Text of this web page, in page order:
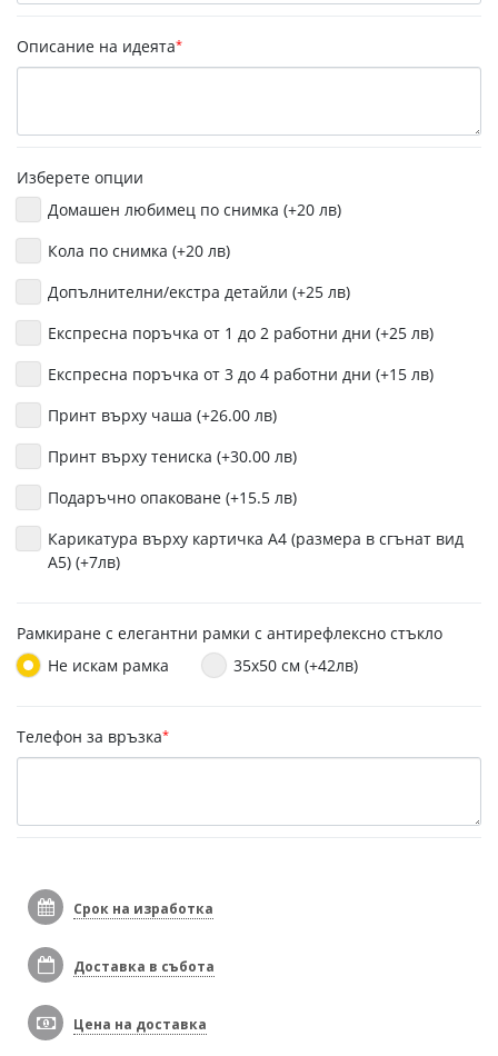
Описание на идеята*
Изберете опции
Домашен любимец по снимка (+20 лв)
Кола по снимка (+20 лв)
Допълнителни/екстра детайли (+25 лв)
Експресна поръчка от 1 до 2 работни дни (+25 лв)
Експресна поръчка от 3 до 4 работни дни (+15 лв)
Принт върху чаша (+26.00 лв)
Принт върху тениска (+30.00 лв)
Подаръчно опаковане (+15.5 лв)
Карикатура върху картичка А4 (размера в сгънат вид
A5) (+7лв)
Рамкиране с елегантни рамки с антирефлексно стъкло
Не искам рамка
35х50 см (+42лв)
Телефон за връзка*
Срок на изработка
Доставка в събота
Цена на доставка